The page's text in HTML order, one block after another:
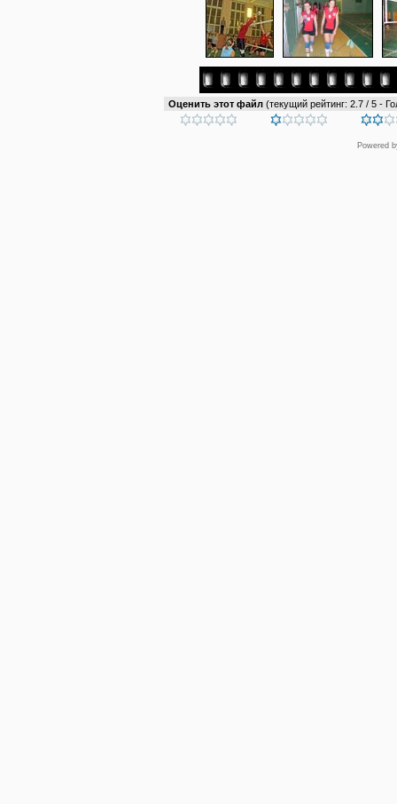
Оценить этот файл (текущий рейтинг: 2.7 / 5 -
Powered